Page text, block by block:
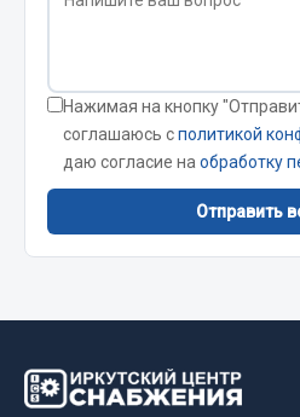
Силовое оборудование
Показать ещё
Весь раздел
Цепи подъёмные
РТИ
Нажимая на кнопку
соглашаюсь сполитикой
даю согласие на обработку
Отправить